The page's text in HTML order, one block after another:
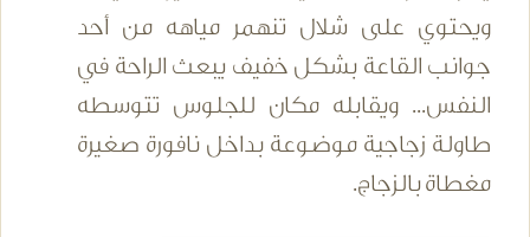
ويحتوي على شلال تنهمر مياهه من أحد
جوانب القاعة بشكل خفيف يبعث الراحة في
النفس... ويقابله مكان للجلوس تتوسطه
طاولة زجاجية موضوعة بداخل نافورة صغيرة
مغطاة بالزجاج.